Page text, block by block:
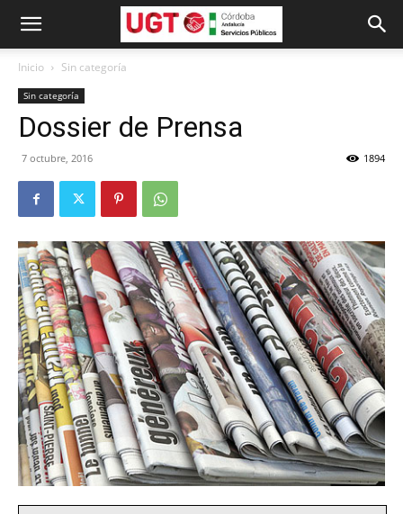
Inicio Sin categoría
Sin categoría
Dossier de Prensa
7 octubre, 2016 1894